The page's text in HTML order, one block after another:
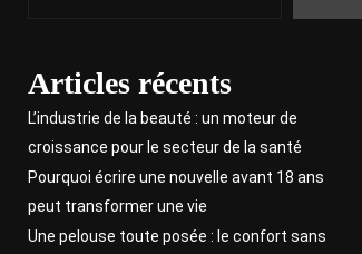
Articles récents
L’industrie de la beauté : un moteur de
croissance pour le secteur de la santé
Pourquoi écrire une nouvelle avant 18 ans
peut transformer une vie
Une pelouse toute posée : le confort sans